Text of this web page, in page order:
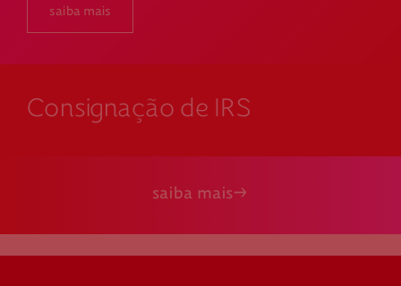
saiba mais
Consignação de IRS
saiba mais